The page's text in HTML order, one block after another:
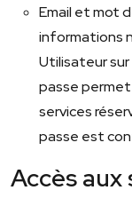
Email et mot
informations
Utilisateur sur
passe
services
passe est
Accès aux